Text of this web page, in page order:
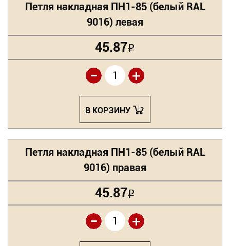
Петля накладная ПН1-85 (белый RAL
9016) левая
45.87Р
+
-
В КОРЗИНУ
Петля накладная ПН1-85 (белый RAL
9016) правая
45.87Р
+
-